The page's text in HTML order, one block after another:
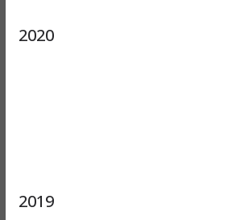
2020
2019